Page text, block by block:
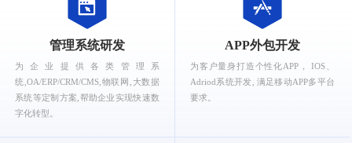
What can Ruizhi Interactive provide for you?
管理系统研发
为企业提供各类管理系
统,OA/ERP/CRM/CMS,物联网,大数据
系统等定制方案,帮助企业实现快速数
字化转型。
APP外包开发
为客户量身打造个性化APP， IOS、
Adriod系统开发, 满足移动APP多平台
要求。